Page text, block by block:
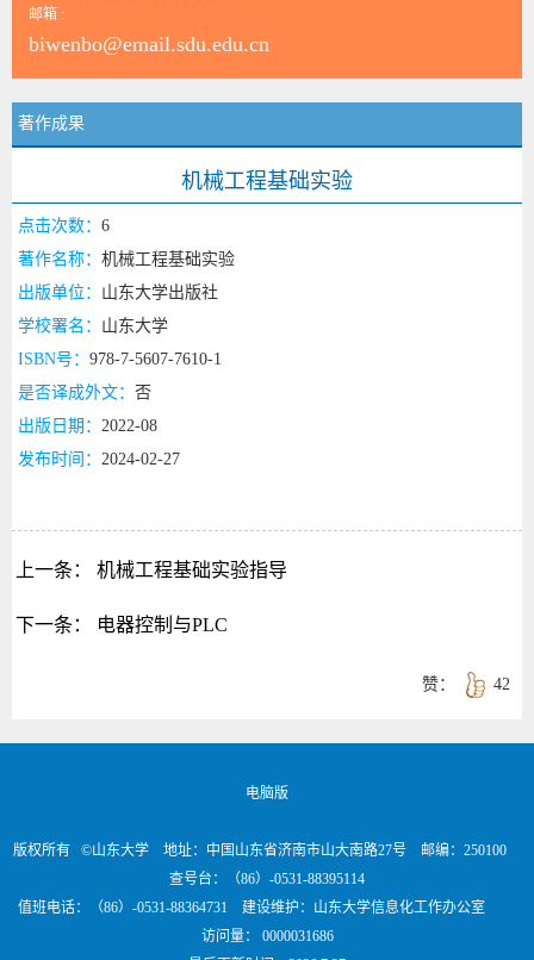
邮箱 :
biwenbo@email.sdu.edu.cn
著作成果
机械工程基础实验
点击次数： 6
著作名称： 机械工程基础实验
出版单位： 山东大学出版社
学校署名： 山东大学
ISBN号： 978-7-5607-7610-1
是否译成外文： 否
出版日期： 2022-08
发布时间： 2024-02-27
上一条： 机械工程基础实验指导
下一条： 电器控制与PLC
42
赞：
电脑版
版权所有 ©山东大学 地址：中国山东省济南市山大南路27号 邮编：250100
查号台：（86）-0531-88395114
值班电话：（86）-0531-88364731 建设维护：山东大学信息化工作办公室
访问量： 0000031686